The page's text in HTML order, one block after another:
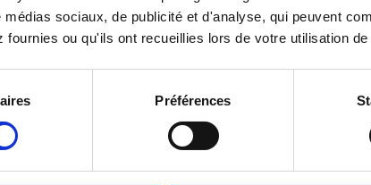
médias sociaux, de publicité et d'analyse, qui peuvent
fournies ou qu'ils ont recueillies lors de votre utilisation
Préférences